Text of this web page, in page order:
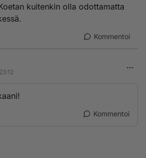
kuitenkin olla odottamatta
Kommentoi
Kommentoi